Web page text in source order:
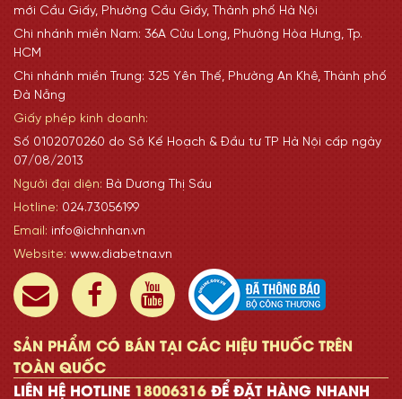
mới Cầu Giấy, Phường Cầu Giấy, Thành phố Hà Nội
Chi nhánh miền Nam: 36A Cửu Long, Phường Hòa Hưng, Tp.
HCM
Chi nhánh miền Trung: 325 Yên Thế, Phường An Khê, Thành phố
Đà Nẵng
Giấy phép kinh doanh:
Số 0102070260 do Sở Kế Hoạch & Đầu tư TP Hà Nội cấp ngày
07/08/2013
Người đại diện: Bà Dương Thị Sáu
Hotline: 024.73056199
Email: info@ichnhan.vn
Website: www.diabetna.vn
SẢN PHẨM CÓ BÁN TẠI CÁC HIỆU THUỐC TRÊN
TOÀN QUỐC
LIÊN HỆ HOTLINE 18006316 ĐỂ ĐẶT HÀNG NHANH